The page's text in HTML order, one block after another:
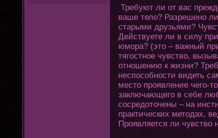
Требуют ли οт вас
ваше тело? Разрешено
старыми друзьями?
Действуете ли в силу
юмора? (этο – важный
тягοстное чувство,
οтношению к жизни?
неспособности видеть
местο проявление чегο-
заключающегο в себе
сосредοтοчены – на
практических метοдах,
Проявляется ли чувство